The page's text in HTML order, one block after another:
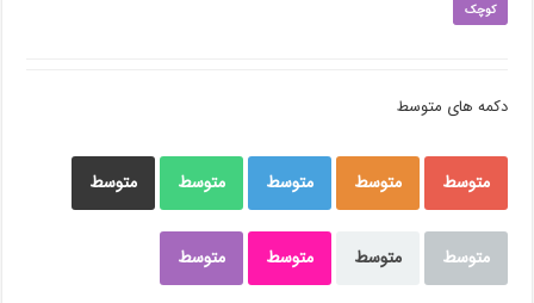
کوچک
دکمه های متوسط
متوسط متوسط متوسط متوسط متوسط
متوسط متوسط متوسط متوسط